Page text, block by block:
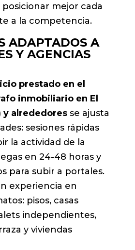
mejor cada
a la competencia.
ADAPTADOS A
Y AGENCIAS
prestado en el
inmobiliario en El
y alrededoresse ajusta
sesiones rápidas
la actividad de la
en 24-48 horas y
para subir a portales.
experiencia en
pisos, casas
independientes,
y viviendas